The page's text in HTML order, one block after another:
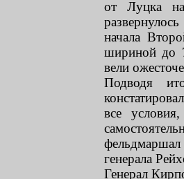
от Луцка
начала
шириной до
вели
Подводя
все
генерала
Генерал